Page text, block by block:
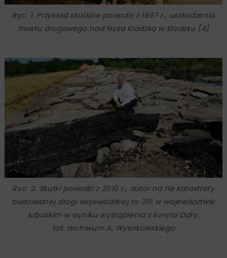
Ryc. 1. Przykład skutków powodzi z 1997 r., uszkodzenia
mostu drogowego nad Nysą Kłodzką w Kłodzku [4]
Ryc. 2. Skutki powodzi z 2010 r., autor na tle katastrofy
budowlanej drogi wojewódzkiej nr 315 w województwie
lubuskim w wyniku wystąpienia z koryta Odry,
fot. archiwum A. Wysokowskiego